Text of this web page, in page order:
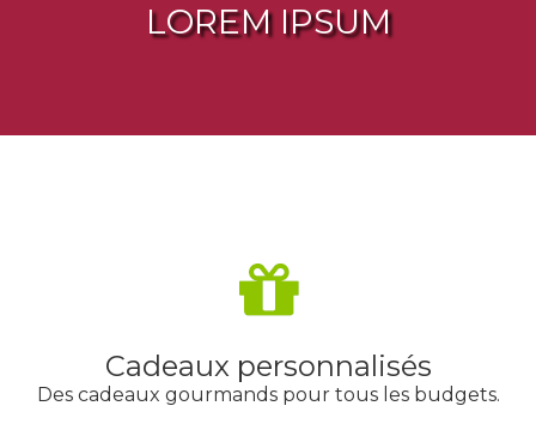
LOREM IPSUM
Cadeaux personnalisés
Des cadeaux gourmands pour tous les budgets.